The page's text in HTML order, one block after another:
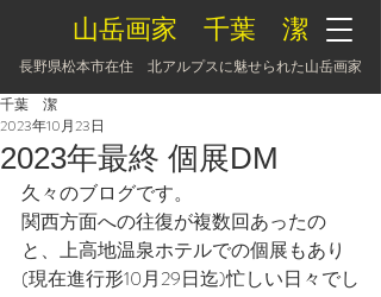
山岳画家 千葉 潔
長野県松本市在住 北アルプスに魅せられた山岳画家
2023年最終 個展DM
千葉 潔
2023年10月23日
久々のブログです。
関西方面への往復が複数回あったの
と、上高地温泉ホテルでの個展もあり
(現在進行形10月29日迄)忙しい日々でし